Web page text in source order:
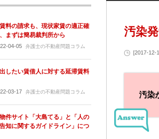
汚染
[2017-12-
汚染
料の請求も、現状家賃の適正確
まずは簡易裁判所から
04-05 弁護士の不動産問題コラム
したい賃借人に対する延滞賃料
03-17 弁護士の不動産問題コラム
件サイト「大島てる」と「人の
知に関するガイドライン」につ